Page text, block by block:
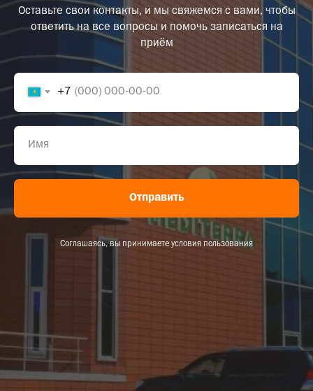
Оставьте свои контакты, и мы свяжемся с вами, чтобы
ответить на все вопросы и помочь записаться на
приём
+7
Отправить
Соглашаясь, вы принимаете условия пользования